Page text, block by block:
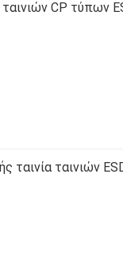
CP τύπων
ταινία ταινιών